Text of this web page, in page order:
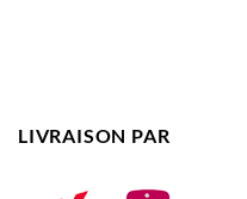
LIVRAISON PAR